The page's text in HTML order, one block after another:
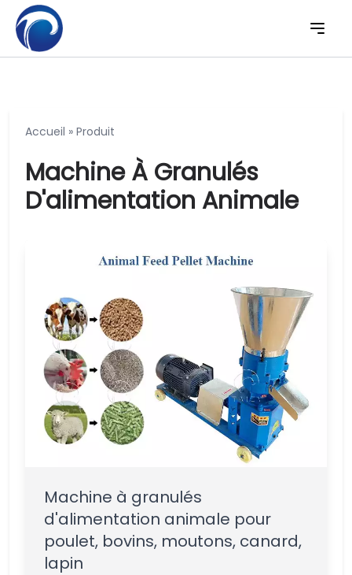
Accueil » Produit
Machine À Granulés
D'alimentation Animale
Machine à granulés
d'alimentation animale pour
poulet, bovins, moutons, canard,
lapin